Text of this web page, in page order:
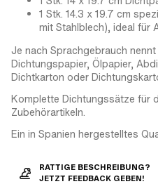
1 Stk. 14.3 x 19.7 cm
mit Stahlblech), ideal für
Je nach Sprachgebrauch
Dichtungspapier, Ölpapier,
Dichtkarton oder
Komplette Dichtungssätze für
Zubehörartikeln.
Ein in Spanien hergestelltes
RATTIGE BESCHREIBUNG?
JETZT FEEDBACK GEBEN!